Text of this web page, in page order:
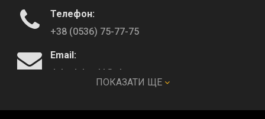
Телефон:
+38 (0536) 75-77-75
Email:
deltadeltaskl@ukr.net
КОНТАКТИ ПОЛТАВА
ПОКАЗАТИ ЩЕ